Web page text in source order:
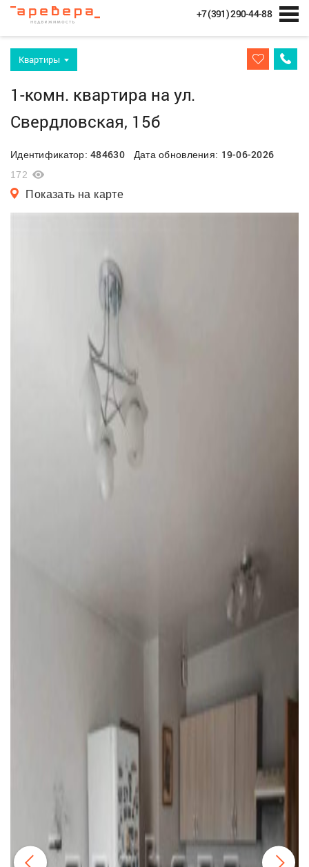
+7 (391) 290-44-88
Квартиры
1-комн. квартира на ул.
Свердловская, 15б
Идентификатор:484630Дата обновления: 19-06-2026
172
Показать на карте